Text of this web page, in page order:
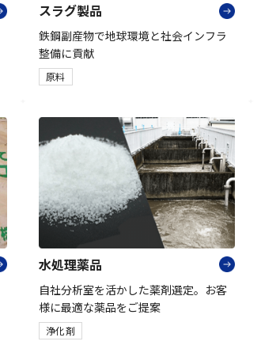
スラグ製品
鉄鋼副産物で地球環境と社会インフラ
整備に貢献
原料
水処理薬品
自社分析室を活かした薬剤選定。お客
様に最適な薬品をご提案
浄化剤